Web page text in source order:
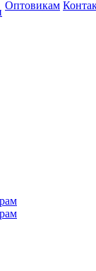
Оптовикам